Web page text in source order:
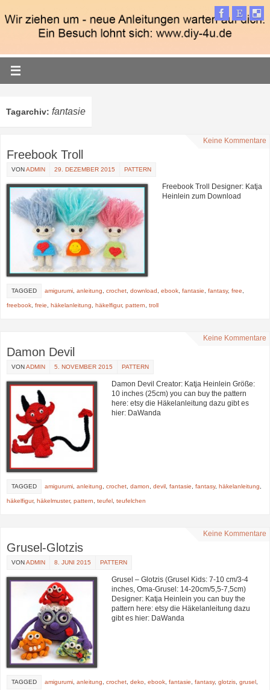
Tagarchiv: fantasie
Keine Kommentare
Freebook Troll
VONADMIN 29. DEZEMBER 2015 PATTERN
Freebook Troll Designer: Katja
Heinlein zum Download
TAGGED amigurumi anleitung crochet download ebook fantasie fantasy, free
freebook freie häkelanleitung häkelfigur, pattern troll
Keine Kommentare
Damon Devil
VONADMIN 5. NOVEMBER 2015 PATTERN
Damon Devil Creator: Katja Heinlein Größe:
10 inches (25cm) you can buy the pattern
here: etsy die Häkelanleitung dazu gibt es
hier: DaWanda
TAGGED amigurumi anleitung crochet damon devil fantasie fantasy, häkelanleitung
häkelfigur, häkelmuster, pattern teufel teufelchen
Keine Kommentare
Grusel-Glotzis
VONADMIN 8. JUNI 2015 PATTERN
Grusel – Glotzis (Grusel Kids: 7-10 cm/3-4
inches, Oma-Grusel: 14-20cm/5,5-7,5cm)
Designer: Katja Heinlein you can buy the
pattern here: etsy die Häkelanleitung dazu
gibt es hier: DaWanda
TAGGED amigurumi anleitung crochet deko ebook fantasie fantasy, glotzis grusel